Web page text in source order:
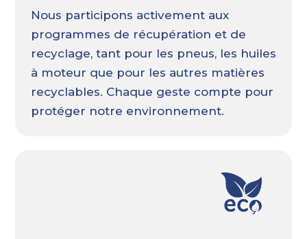
Nous participons activement aux
programmes de récupération et de
recyclage, tant pour les pneus, les huiles
à moteur que pour les autres matières
recyclables. Chaque geste compte pour
protéger notre environnement.